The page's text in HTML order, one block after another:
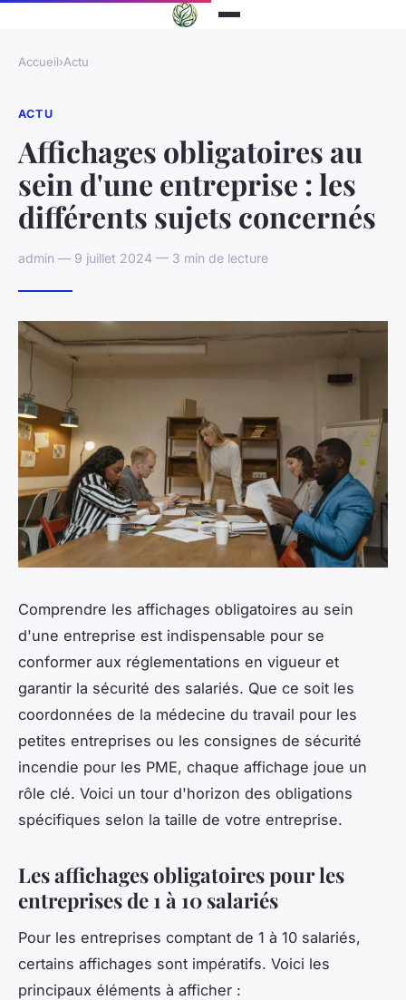
Accueil›Actu
ACTU
Affichages obligatoires au
sein d'une entreprise : les
différents sujets concernés
admin — 9 juillet 2024 — 3 min de lecture
Comprendre les affichages obligatoires au sein
d'une entreprise est indispensable pour se
conformer aux réglementations en vigueur et
garantir la sécurité des salariés. Que ce soit les
coordonnées de la médecine du travail pour les
petites entreprises ou les consignes de sécurité
incendie pour les PME, chaque affichage joue un
rôle clé. Voici un tour d'horizon des obligations
spécifiques selon la taille de votre entreprise.
Les affichages obligatoires pour les
entreprises de 1 à 10 salariés
Pour les entreprises comptant de 1 à 10 salariés,
certains affichages sont impératifs. Voici les
principaux éléments à afficher :